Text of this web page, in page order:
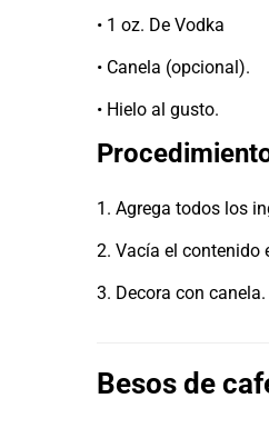
• 1 oz. De Vodka
• Canela (opcional).
• Hielo al gusto.
1. Agrega todos los
2. Vacía el contenido
3. Decora con canela.
Besos de